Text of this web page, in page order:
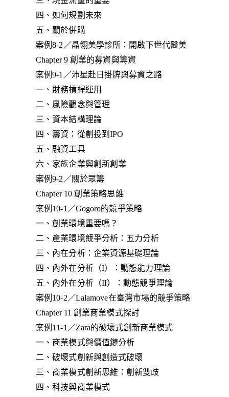
四、如何規劃未來
五、關於併購
案例8-2／晶翎美學診所：開啟下世代醫美
Chapter 9 創業的募資與籌資
案例9-1／沛星赴日掛牌與募資之路
一、財務槓桿運用
二、風險觀念與管理
三、資本結構理論
四、籌資：從創投到IPO
五、融資工具
六、家族企業與創新創業
案例9-2／關於眾籌
Chapter 10 創業策略思維
案例10-1／Gogoro的競爭策略
一、創業環境重要嗎？
二、產業環境競爭分析：五力分析
三、內在分析：企業資源基礎理論
四、內外在分析（I）：動態能力理論
五、內外在分析（II）：動態競爭理論
案例10-2／Lalamove在臺灣市場的競爭策略
Chapter 11 創業商業模式探討
案例11-1／Zara的破壞式創新商業模式
一、商業模式與價值鏈分析
二、破壞式創新與創造式破壞
三、商業模式創新思維：創新雙歧
四、科技與商業模式